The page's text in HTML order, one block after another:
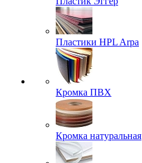
Пластики HPL Arpa
Кромка ПВХ
Кромка натуральная